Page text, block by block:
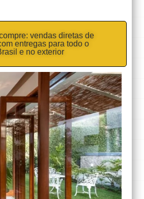
vendas diretas de
entregas para todo o
e no exterior